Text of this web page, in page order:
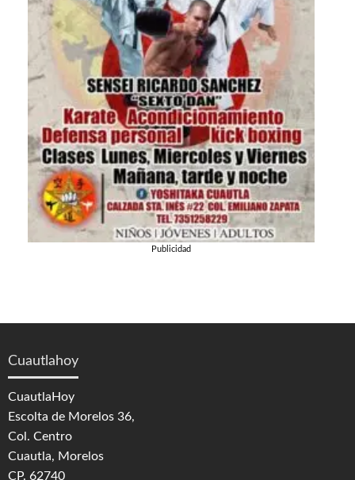
Publicidad
Cuautlahoy
CuautlaHoy
Escolta de Morelos 36,
Col. Centro
Cuautla, Morelos
CP. 62740